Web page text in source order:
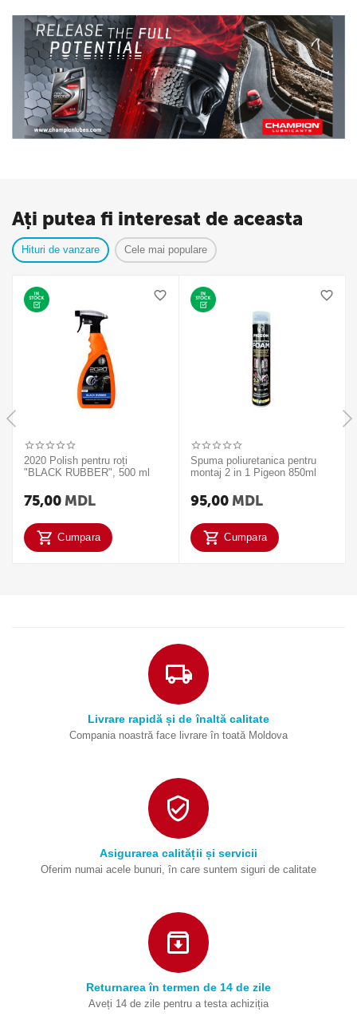
Ați putea fi interesat de aceasta
Hituri de vanzare Cele mai populare
2020 Polish pentru roți
"BLACK RUBBER", 500 ml
75,00 MDL
Cumpara
Spuma poliuretanica pentru
montaj 2 in 1 Pigeon 850ml
95,00 MDL
Cumpara
Livrare rapidă și de înaltă calitate
Compania noastră face livrare în toată Moldova
Asigurarea calității și servicii
Oferim numai acele bunuri, în care suntem siguri de calitate
Returnarea în termen de 14 de zile
Aveți 14 de zile pentru a testa achiziția